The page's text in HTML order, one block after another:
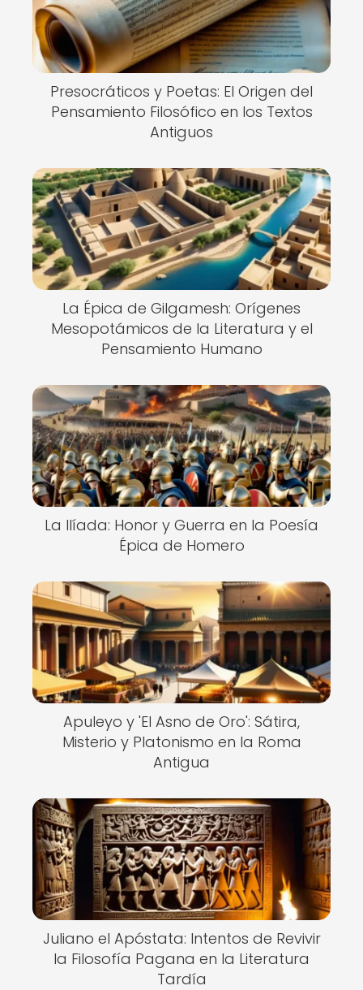
Presocráticos y Poetas: El Origen del
Pensamiento Filosófico en los Textos
Antiguos
La Épica de Gilgamesh: Orígenes
Mesopotámicos de la Literatura y el
Pensamiento Humano
La Ilíada: Honor y Guerra en la Poesía
Épica de Homero
Apuleyo y 'El Asno de Oro': Sátira,
Misterio y Platonismo en la Roma
Antigua
Juliano el Apóstata: Intentos de Revivir
la Filosofía Pagana en la Literatura
Tardía